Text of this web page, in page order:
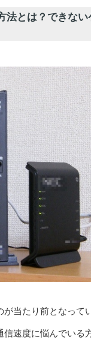
法とは？できない
が当たり前となって
速度に悩んでいる